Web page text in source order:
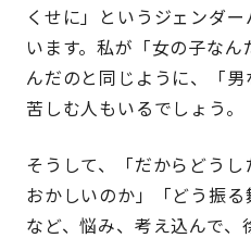
くせに」というジェンダ
います。私が「女の子な
んだのと同じように、「
苦しむ人もいるでしょう。
そうして、「だからどう
おかしいのか」「どう振る
など、悩み、考え込んで、